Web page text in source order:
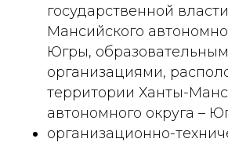
государственной
Мансийского
Югры,
организациями,
территории Ханты-
автономного округа –
организационно-